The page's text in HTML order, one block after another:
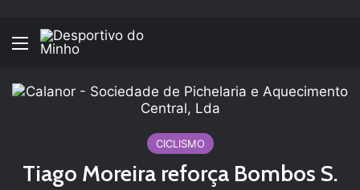
Menu
CICLISMO
Tiago Moreira reforça Bombos S.